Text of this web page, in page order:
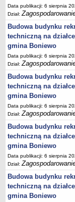
Konkursy
elektronizacja
zamówienia do
Statut
Uchwały
Projekty uchwał
Zarządzenia
Protokoły
Opłaty i podatki
Decyzje o
REWITALIZACJA GMINY
PPWOW
Data publikacji: 6 sierpnia
Dział:
Budowa budynku
techniczną na
gmina Boniewo
Data publikacji: 6 sierpnia
Dział:
Budowa budynku
techniczną na
gmina Boniewo
Data publikacji: 6 sierpnia
Dział:
Budowa budynku
techniczną na
gmina Boniewo
Data publikacji: 6 sierpnia
Dział:
Budowa budynku
techniczną na
gmina Boniewo